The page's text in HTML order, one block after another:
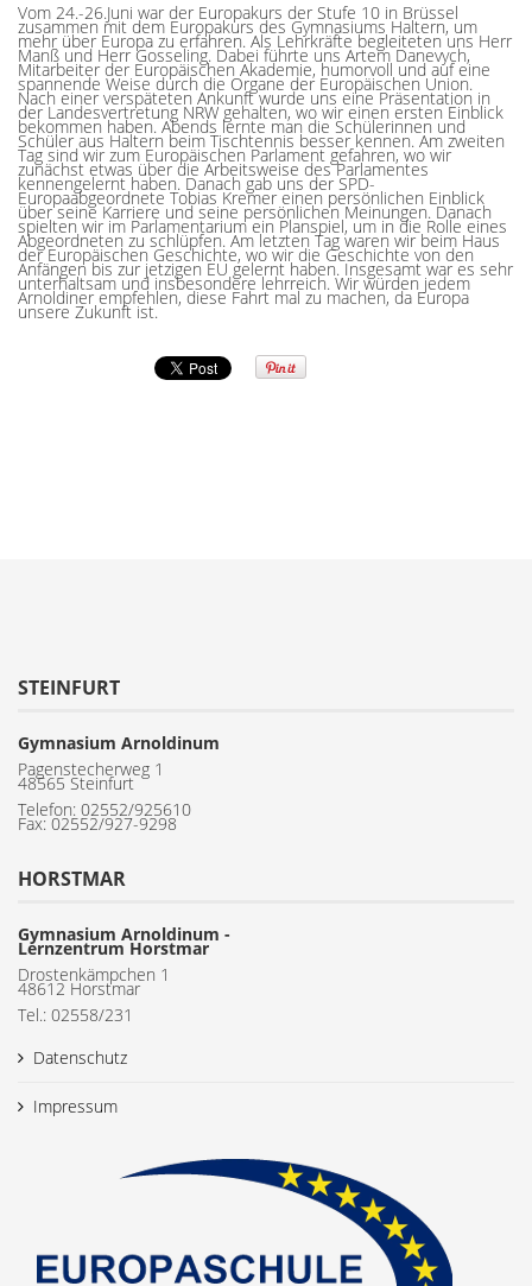
Vom 24.-26.Juni war der Europakurs der Stufe 10 in Brüssel
zusammen mit dem Europakurs des Gymnasiums Haltern, um
mehr über Europa zu erfahren. Als Lehrkräfte begleiteten uns Herr
Manß und Herr Gosseling. Dabei führte uns Artem Danevych,
Mitarbeiter der Europäischen Akademie, humorvoll und auf eine
spannende Weise durch die Organe der Europäischen Union.
Nach einer verspäteten Ankunft wurde uns eine Präsentation in
der Landesvertretung NRW gehalten, wo wir einen ersten Einblick
bekommen haben. Abends lernte man die Schülerinnen und
Schüler aus Haltern beim Tischtennis besser kennen. Am zweiten
Tag sind wir zum Europäischen Parlament gefahren, wo wir
zunächst etwas über die Arbeitsweise des Parlamentes
kennengelernt haben. Danach gab uns der SPD-
Europaabgeordnete Tobias Kremer einen persönlichen Einblick
über seine Karriere und seine persönlichen Meinungen. Danach
spielten wir im Parlamentarium ein Planspiel, um in die Rolle eines
Abgeordneten zu schlüpfen. Am letzten Tag waren wir beim Haus
der Europäischen Geschichte, wo wir die Geschichte von den
Anfängen bis zur jetzigen EU gelernt haben. Insgesamt war es sehr
unterhaltsam und insbesondere lehrreich. Wir würden jedem
Arnoldiner empfehlen, diese Fahrt mal zu machen, da Europa
unsere Zukunft ist.
STEINFURT
Gymnasium Arnoldinum
Pagenstecherweg 1
48565 Steinfurt
Telefon: 02552/925610
Fax: 02552/927-9298
HORSTMAR
Gymnasium Arnoldinum -
Lernzentrum Horstmar
Drostenkämpchen 1
48612 Horstmar
Tel.: 02558/231
Datenschutz
Impressum